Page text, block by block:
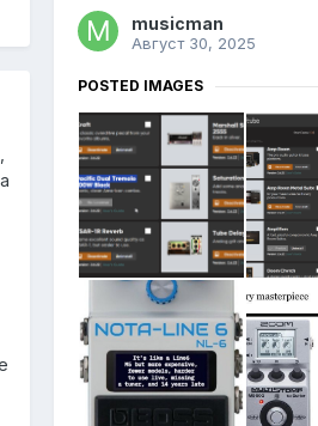
musicman
Август 30, 2025
POSTED IMAGES